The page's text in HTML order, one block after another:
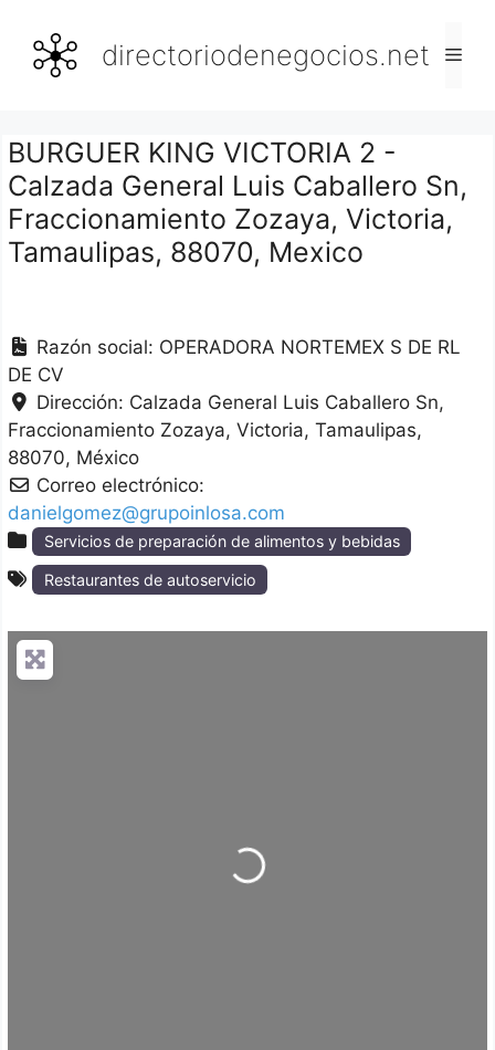
contenido
directoriodenegocios.net
BURGUER KING VICTORIA 2 -
Calzada General Luis Caballero Sn,
Fraccionamiento Zozaya, Victoria,
Tamaulipas, 88070, Mexico
Razón social: OPERADORA NORTEMEX S DE RL
DE CV
Dirección: Calzada General Luis Caballero Sn,
Fraccionamiento Zozaya Victoria Tamaulipas
88070 México
Correo electrónico:
danielgomez@grupoinlosa.com
Servicios de preparación de alimentos y bebidas
Restaurantes de autoservicio
Loading...